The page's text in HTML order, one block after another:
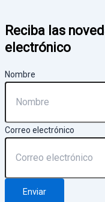
Reciba las
electrónico
Nombre
Correo electrónico
Enviar